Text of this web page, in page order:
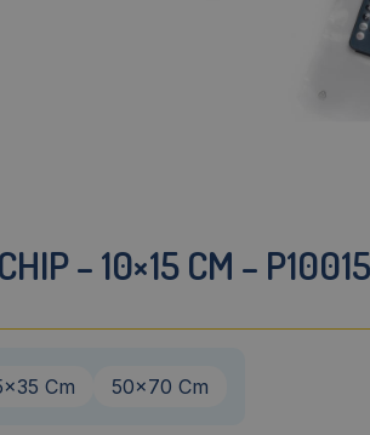
– 10×15 CM –
Cm 50x70 Cm